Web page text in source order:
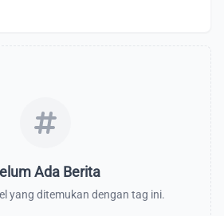
Ada Berita
yang ditemukan dengan tag ini.